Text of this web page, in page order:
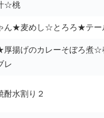
☆桃
ん★麦めし☆とろろ★テー
厚揚げのカレーそぼろ
レ
水割り２